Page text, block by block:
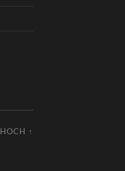
HOCH ↑